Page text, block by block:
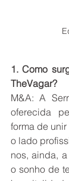
1. Como
TheVagar?
M&A: A
oferecida
forma de
o lado
nos, ainda,
o sonho de